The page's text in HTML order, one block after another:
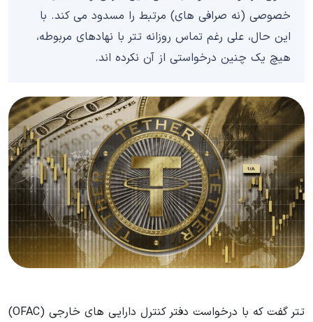
خصوصی (نه صرافی های) مرتبط را مسدود می کند. با
این حال، علی‌ رغم تماس روزانه تتر با نهادهای مربوطه،
هیچ‌ یک چنین درخواستی از آن نکرده‌ اند.
تتر گفت که با درخواست‌ دفتر کنترل دارایی‌ های خارجی
(OFAC)